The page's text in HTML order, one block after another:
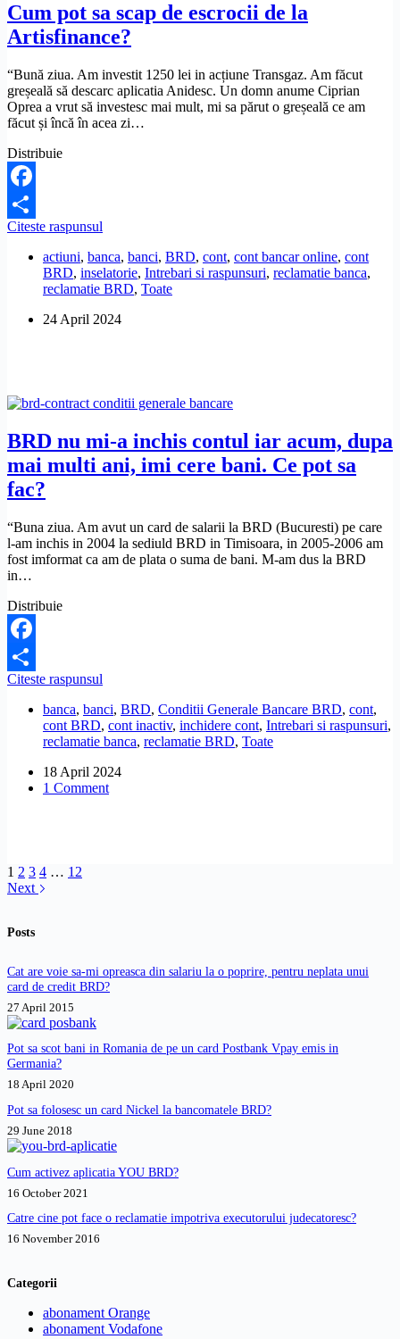
Cum pot sa scap de escrocii de la
Artisfinance?
“Bună ziua. Am investit 1250 lei in acțiune Transgaz. Am făcut
greșeală să descarc aplicatia Anidesc. Un domn anume Ciprian
Oprea a vrut să investesc mai mult, mi sa părut o greșeală ce am
făcut și încă în acea zi…
Distribuie
Facebook
Share
Citeste raspunsul
sa
scap
de
de
actiuni, banca, banci, BRD, cont, cont bancar online, cont
BRD, inselatorie, Intrebari si raspunsuri, reclamatie banca,
reclamatie BRD, Toate
24 April 2024
BRD nu mi-a inchis contul iar acum, dupa
mai multi ani, imi cere bani. Ce pot sa
fac?
“Buna ziua. Am avut un card de salarii la BRD (Bucuresti) pe care
l-am inchis in 2004 la sediuld BRD in Timisoara, in 2005-2006 am
fost imformat ca am de plata o suma de bani. M-am dus la BRD
in…
Distribuie
Facebook
Share
Citeste raspunsul
mi-
a
inchis
iar
acum,
fac?
banca, banci, BRD, Conditii Generale Bancare BRD, cont,
cont BRD, cont inactiv, inchidere cont, Intrebari si raspunsuri,
reclamatie banca, reclamatie BRD, Toate
18 April 2024
1 Comment
1 2 3 4 … 12
Next
Posts
Cat are voie sa-mi opreasca din salariu la o poprire, pentru neplata unui
card de credit BRD?
27 April 2015
Pot sa scot bani in Romania de pe un card Postbank Vpay emis in
Germania?
18 April 2020
Pot sa folosesc un card Nickel la bancomatele BRD?
29 June 2018
Cum activez aplicatia YOU BRD?
16 October 2021
Catre cine pot face o reclamatie impotriva executorului judecatoresc?
16 November 2016
Categorii
abonament Orange
abonament Vodafone